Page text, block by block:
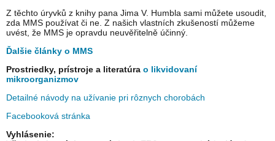
Z těchto úryvků z knihy pana Jima V. Humbla sami můžete usoudit,
zda MMS používat či ne. Z našich vlastních zkušeností můžeme
uvést, že MMS je opravdu neuvěřitelně účinný.
Ďalšie články o MMS
Prostriedky, prístroje a literatúra o likvidovaní
mikroorganizmov
Detailné návody na užívanie pri rôznych chorobách
Facebooková stránka
Vyhlásenie: